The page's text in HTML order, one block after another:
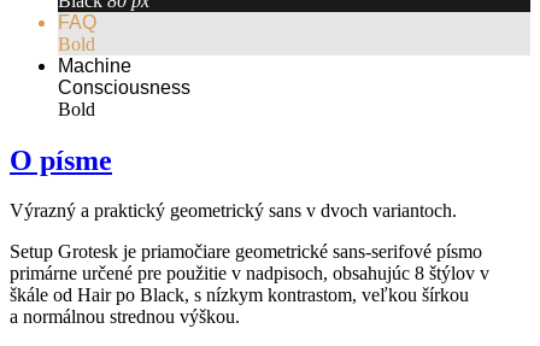
FAQ
Bold
Machine
Consciousness
Bold
O písme
Výrazný a praktický geometrický sans v dvoch variantoch.
Setup Grotesk je priamočiare geometrické sans-serifové písmo
primárne určené pre použitie v nadpisoch, obsahujúc 8 štýlov v
škále od Hair po Black, s nízkym kontrastom, veľkou šírkou
a normálnou strednou výškou.